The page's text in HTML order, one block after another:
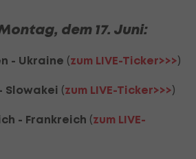
dem 17. Juni:
- Ukraine (zum LIVE-Ticker>>>)
Slowakei (zum LIVE-Ticker>>>)
- Frankreich (zum LIVE-